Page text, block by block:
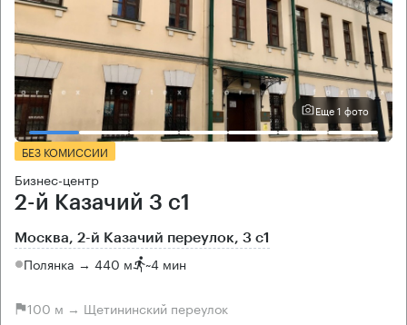
Еще 1 фото
БЕЗ КОМИССИИ
Бизнес-центр
2-й Казачий 3 с1
Москва, 2-й Казачий переулок, 3 с1
Полянка → 440 м ~4 мин
100 м → Щетининский переулок